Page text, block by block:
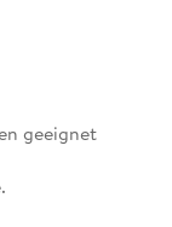
90
geeignet